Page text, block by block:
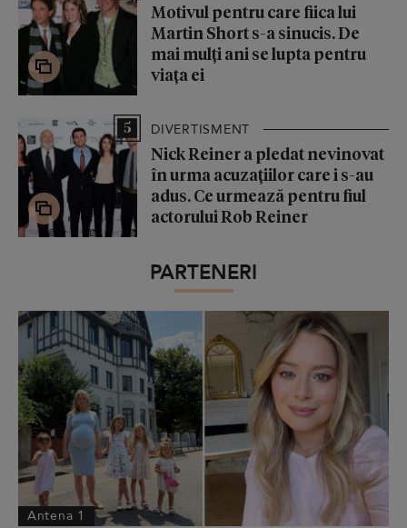
Motivul pentru care fiica lui
Martin Short s-a sinucis. De
mai mulți ani se lupta pentru
viața ei
5 DIVERTISMENT
Nick Reiner a pledat nevinovat
în urma acuzațiilor care i s-au
adus. Ce urmează pentru fiul
actorului Rob Reiner
PARTENERI
Antena 1